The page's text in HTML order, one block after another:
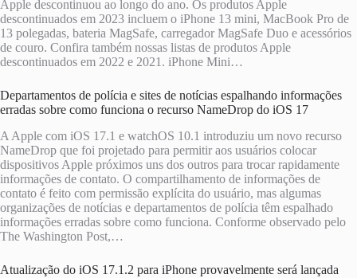
Apple descontinuou ao longo do ano. Os produtos Apple
descontinuados em 2023 incluem o iPhone 13 mini, MacBook Pro de
13 polegadas, bateria MagSafe, carregador MagSafe Duo e acessórios
de couro. Confira também nossas listas de produtos Apple
descontinuados em 2022 e 2021. iPhone Mini…
Departamentos de polícia e sites de notícias espalhando informações
erradas sobre como funciona o recurso NameDrop do iOS 17
A Apple com iOS 17.1 e watchOS 10.1 introduziu um novo recurso
NameDrop que foi projetado para permitir aos usuários colocar
dispositivos Apple próximos uns dos outros para trocar rapidamente
informações de contato. O compartilhamento de informações de
contato é feito com permissão explícita do usuário, mas algumas
organizações de notícias e departamentos de polícia têm espalhado
informações erradas sobre como funciona. Conforme observado pelo
The Washington Post,…
Atualização do iOS 17.1.2 para iPhone provavelmente será lançada